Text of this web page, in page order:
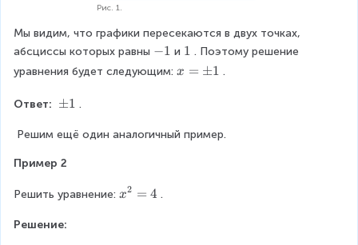
w
x
2
1
=
0
\
ef
ri
Рис. 1.
Мы видим, что графики пересекаются в двух точках,
абсциссы которых равны -
1
−1 и \
\
1 . Поэтому решение
уравнения будет следующим: x
m
x = ±1 .
Ответ: \
m
±1 .
Решим ещё один аналогичный пример.
Пример 2
Решить уравнение: x
x2 = 4 .
Решение: